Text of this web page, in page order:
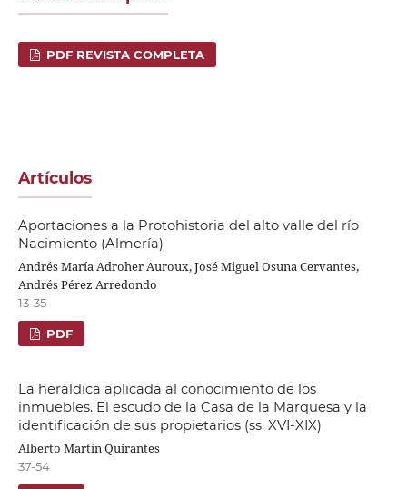
PDF REVISTA COMPLETA
Artículos
Aportaciones a la Protohistoria del alto valle del río
Nacimiento (Almería)
Andrés María Adroher Auroux, José Miguel Osuna Cervantes,
Andrés Pérez Arredondo
13-35
PDF
La heráldica aplicada al conocimiento de los
inmuebles. El escudo de la Casa de la Marquesa y la
identificación de sus propietarios (ss. XVI-XIX)
Alberto Martín Quirantes
37-54